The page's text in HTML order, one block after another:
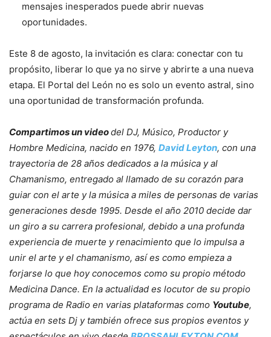
mensajes inesperados puede abrir nuevas
oportunidades.
Este 8 de agosto, la invitación es clara: conectar con tu
propósito, liberar lo que ya no sirve y abrirte a una nueva
etapa. El Portal del León no es solo un evento astral, sino
una oportunidad de transformación profunda.
Compartimos un videodel DJ, Músico, Productor y
Hombre Medicina, nacido en 1976, David Leyton, con una
trayectoria de 28 años dedicados a la música y al
Chamanismo, entregado al llamado de su corazón para
guiar con el arte y la música a miles de personas de varias
generaciones desde 1995. Desde el año 2010 decide dar
un giro a su carrera profesional, debido a una profunda
experiencia de muerte y renacimiento que lo impulsa a
unir el arte y el chamanismo, así es como empieza a
forjarse lo que hoy conocemos como su propio método
Medicina Dance. En la actualidad es locutor de su propio
programa de Radio en varias plataformas como Youtube,
actúa en sets Dj y también ofrece sus propios eventos y